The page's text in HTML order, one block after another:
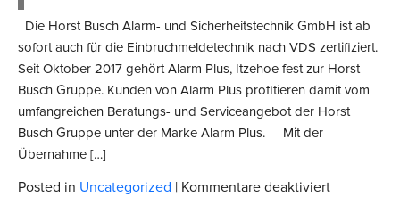
Die Horst Busch Alarm- und Sicherheitstechnik GmbH ist ab
sofort auch für die Einbruchmeldetechnik nach VDS zertifiziert.
Seit Oktober 2017 gehört Alarm Plus, Itzehoe fest zur Horst
Busch Gruppe. Kunden von Alarm Plus profitieren damit vom
umfangreichen Beratungs- und Serviceangebot der Horst
Busch Gruppe unter der Marke Alarm Plus. Mit der
Übernahme […]
Posted in Uncategorized | Kommentare deaktiviertfür